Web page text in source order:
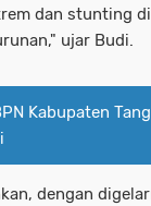
dan stunting
ujar Budi.
Kabupaten
dengan